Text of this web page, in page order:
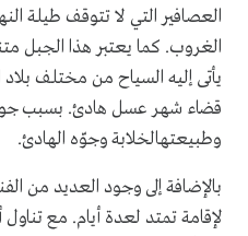
العصافير التي لا تتوقف طيلة
الغروب. كما يعتبر هذا الجبل
يأتى إليه السياح من مختلف
قضاء شهر عسل هادئ. بسبب
وطبيعتهالخلابة وجوّه الهادئ.
بالإضافة إلى وجود العديد من
لإقامة تمتد لعدة أيام. مع